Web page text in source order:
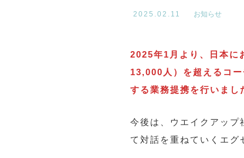
2025.02.11 お知らせ
2025年1月より、日本に
13,000人）を超えるコ
する業務提携を行いまし
今後は、ウエイクアップ
て対話を重ねていくエグ